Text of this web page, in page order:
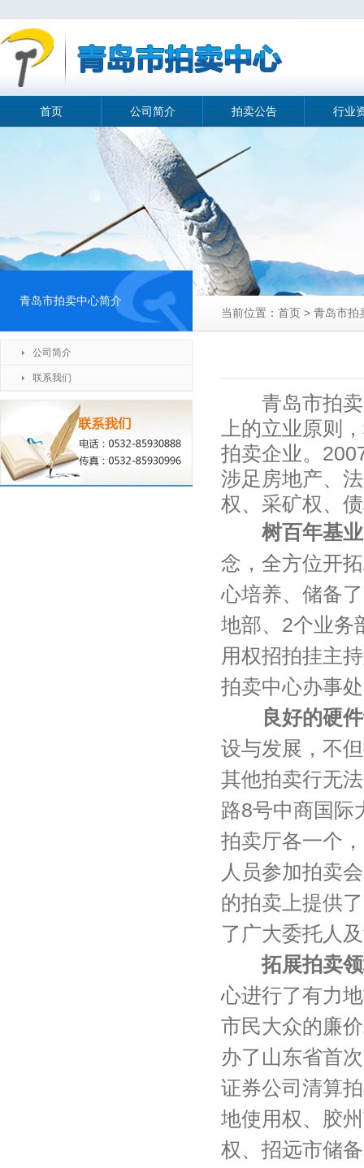
首页 公司简介 拍卖公告 行业
青岛市拍卖中心简介
公司简介
联系我们
当前位置：首页 > 青岛市拍
青岛市拍卖
上的立业原则
拍卖企业。
涉足房地产、
权、采矿权、
树百年基
念，全方位开
心培养、储备
地部、2个业务
用权招拍挂主
拍卖中心办事
良好的硬
设与发展，不
其他拍卖行无
路8号中商国际
拍卖厅各一个
人员参加拍卖
的拍卖上提供
了广大委托人
拓展拍卖
心进行了有力
市民大众的廉
办了山东省首
证券公司清算
地使用权、胶
权、招远市储